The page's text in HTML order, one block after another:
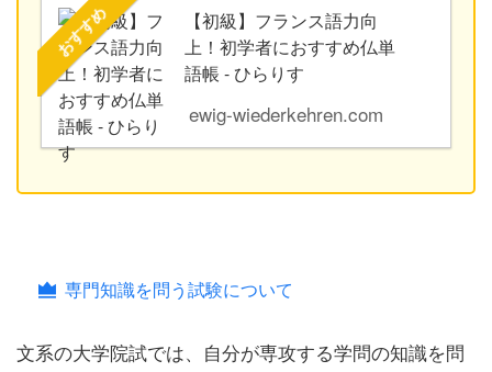
おすすめ
【初級】フランス語力向
上！初学者におすすめ仏単
語帳 - ひらりす
ewig-wiederkehren.com
専門知識を問う試験について
文系の大学院試では、 自分が専攻する学問の知識を問